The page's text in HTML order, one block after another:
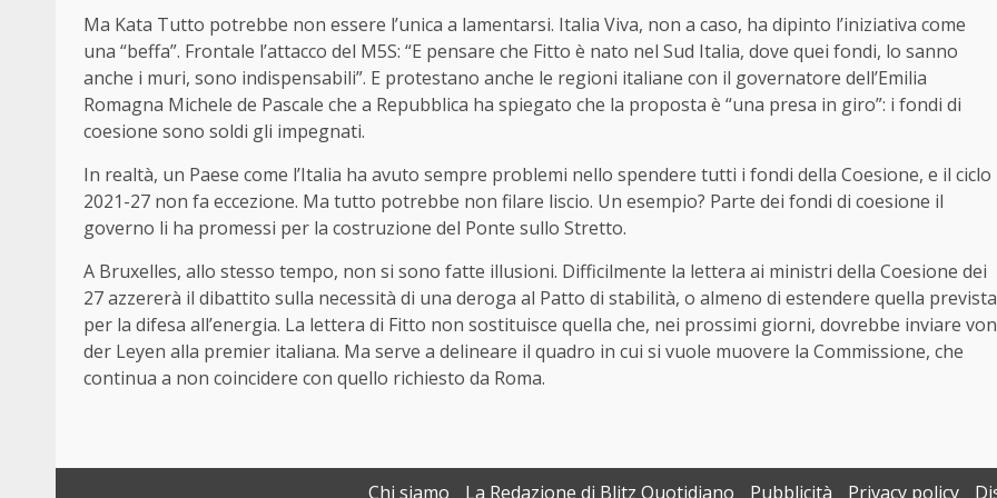
Ma Kata Tutto potrebbe non essere l’unica a lamentarsi. Italia Viva, non a caso, ha dipinto l’iniziativa come
una “beffa”. Frontale l’attacco del M5S: “E pensare che Fitto è nato nel Sud Italia, dove quei fondi, lo sanno
anche i muri, sono indispensabili”. E protestano anche le regioni italiane con il governatore dell’Emilia
Romagna Michele de Pascale che a Repubblica ha spiegato che la proposta è “una presa in giro”: i fondi di
coesione sono soldi gli impegnati.
In realtà, un Paese come l’Italia ha avuto sempre problemi nello spendere tutti i fondi della Coesione, e il ciclo
2021-27 non fa eccezione. Ma tutto potrebbe non filare liscio. Un esempio? Parte dei fondi di coesione il
governo li ha promessi per la costruzione del Ponte sullo Stretto.
A Bruxelles, allo stesso tempo, non si sono fatte illusioni. Difficilmente la lettera ai ministri della Coesione dei
27 azzererà il dibattito sulla necessità di una deroga al Patto di stabilità, o almeno di estendere quella prevista
per la difesa all’energia. La lettera di Fitto non sostituisce quella che, nei prossimi giorni, dovrebbe inviare von
der Leyen alla premier italiana. Ma serve a delineare il quadro in cui si vuole muovere la Commissione, che
continua a non coincidere con quello richiesto da Roma.
Chi siamo La Redazione di Blitz Quotidiano Pubblicità Privacy policy